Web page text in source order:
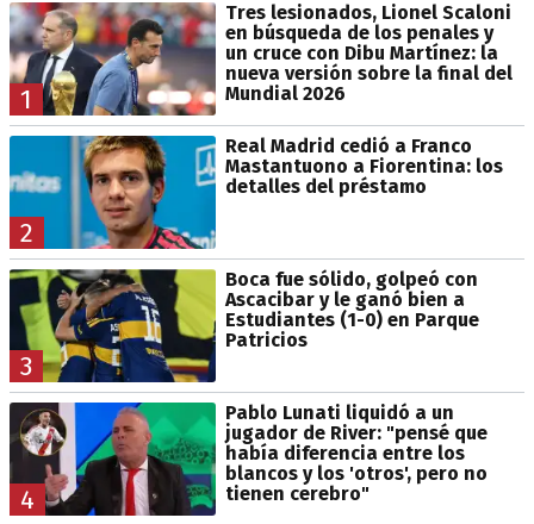
1
Tres lesionados, Lionel Scaloni
en búsqueda de los penales y
un cruce con Dibu Martínez: la
nueva versión sobre la final del
Mundial 2026
2
Real Madrid cedió a Franco
Mastantuono a Fiorentina: los
detalles del préstamo
3
Boca fue sólido, golpeó con
Ascacibar y le ganó bien a
Estudiantes (1-0) en Parque
Patricios
4
Pablo Lunati liquidó a un
jugador de River: "pensé que
había diferencia entre los
blancos y los 'otros', pero no
tienen cerebro"